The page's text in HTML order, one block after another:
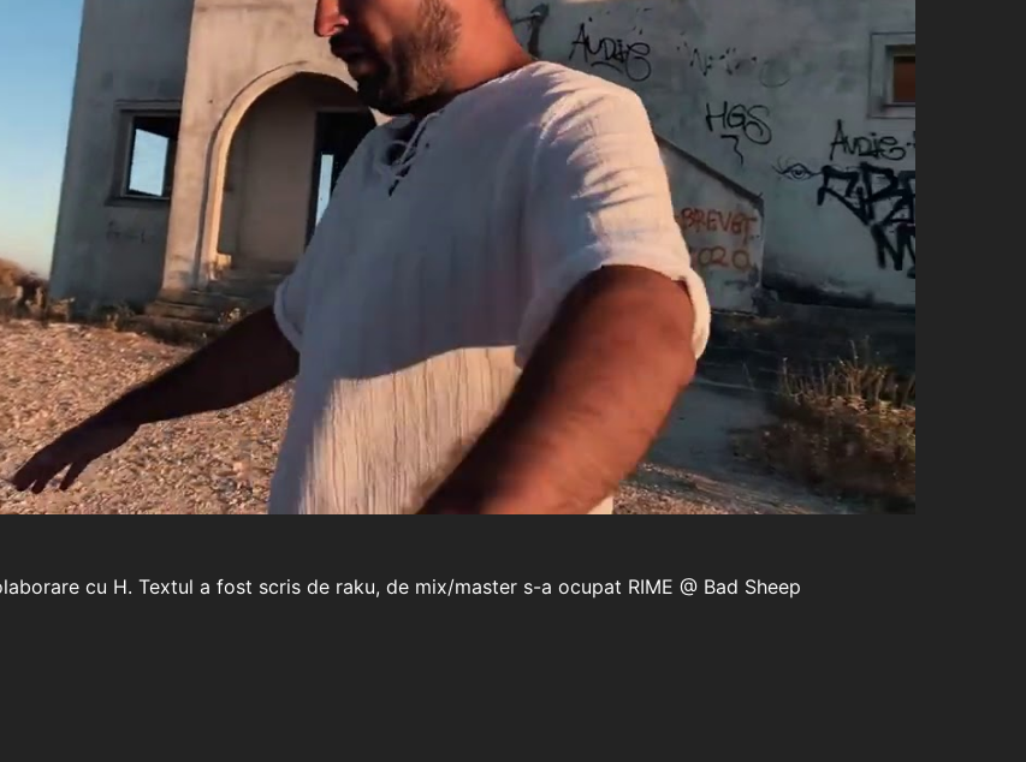
cu H. Textul a fost scris de raku, de mix/master s-a ocupat RIME @ Bad Sheep